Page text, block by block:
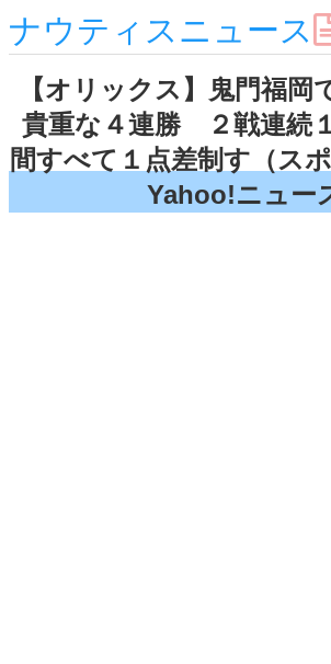
ナウティスニュース
【オリックス】鬼門福岡
貴重な４連勝 ２戦連続
間すべて１点差制す（ス
Yahoo!ニュー